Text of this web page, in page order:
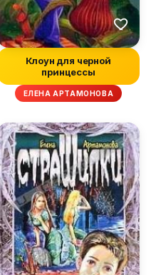
Клоун для черной
принцессы
ЕЛЕНА АРТАМОНОВА